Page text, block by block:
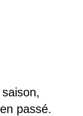
passé.